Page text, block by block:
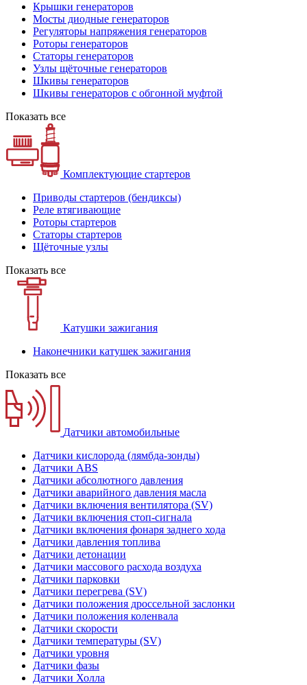
Крышки генераторов
Мосты диодные генераторов
Регуляторы напряжения генераторов
Роторы генераторов
Статоры генераторов
Узлы щёточные генераторов
Шкивы генераторов
Шкивы генераторов с обгонной муфтой
Показать все
Комплектующие стартеров
Приводы стартеров (бендиксы)
Реле втягивающие
Роторы стартеров
Статоры стартеров
Щёточные узлы
Показать все
Катушки зажигания
Наконечники катушек зажигания
Показать все
Датчики автомобильные
Датчики кислорода (лямбда-зонды)
Датчики ABS
Датчики абсолютного давления
Датчики аварийного давления масла
Датчики включения вентилятора (SV)
Датчики включения стоп-сигнала
Датчики включения фонаря заднего хода
Датчики давления топлива
Датчики детонации
Датчики массового расхода воздуха
Датчики парковки
Датчики перегрева (SV)
Датчики положения дроссельной заслонки
Датчики положения коленвала
Датчики скорости
Датчики температуры (SV)
Датчики уровня
Датчики фазы
Датчики Холла